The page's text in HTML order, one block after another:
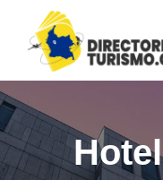
content